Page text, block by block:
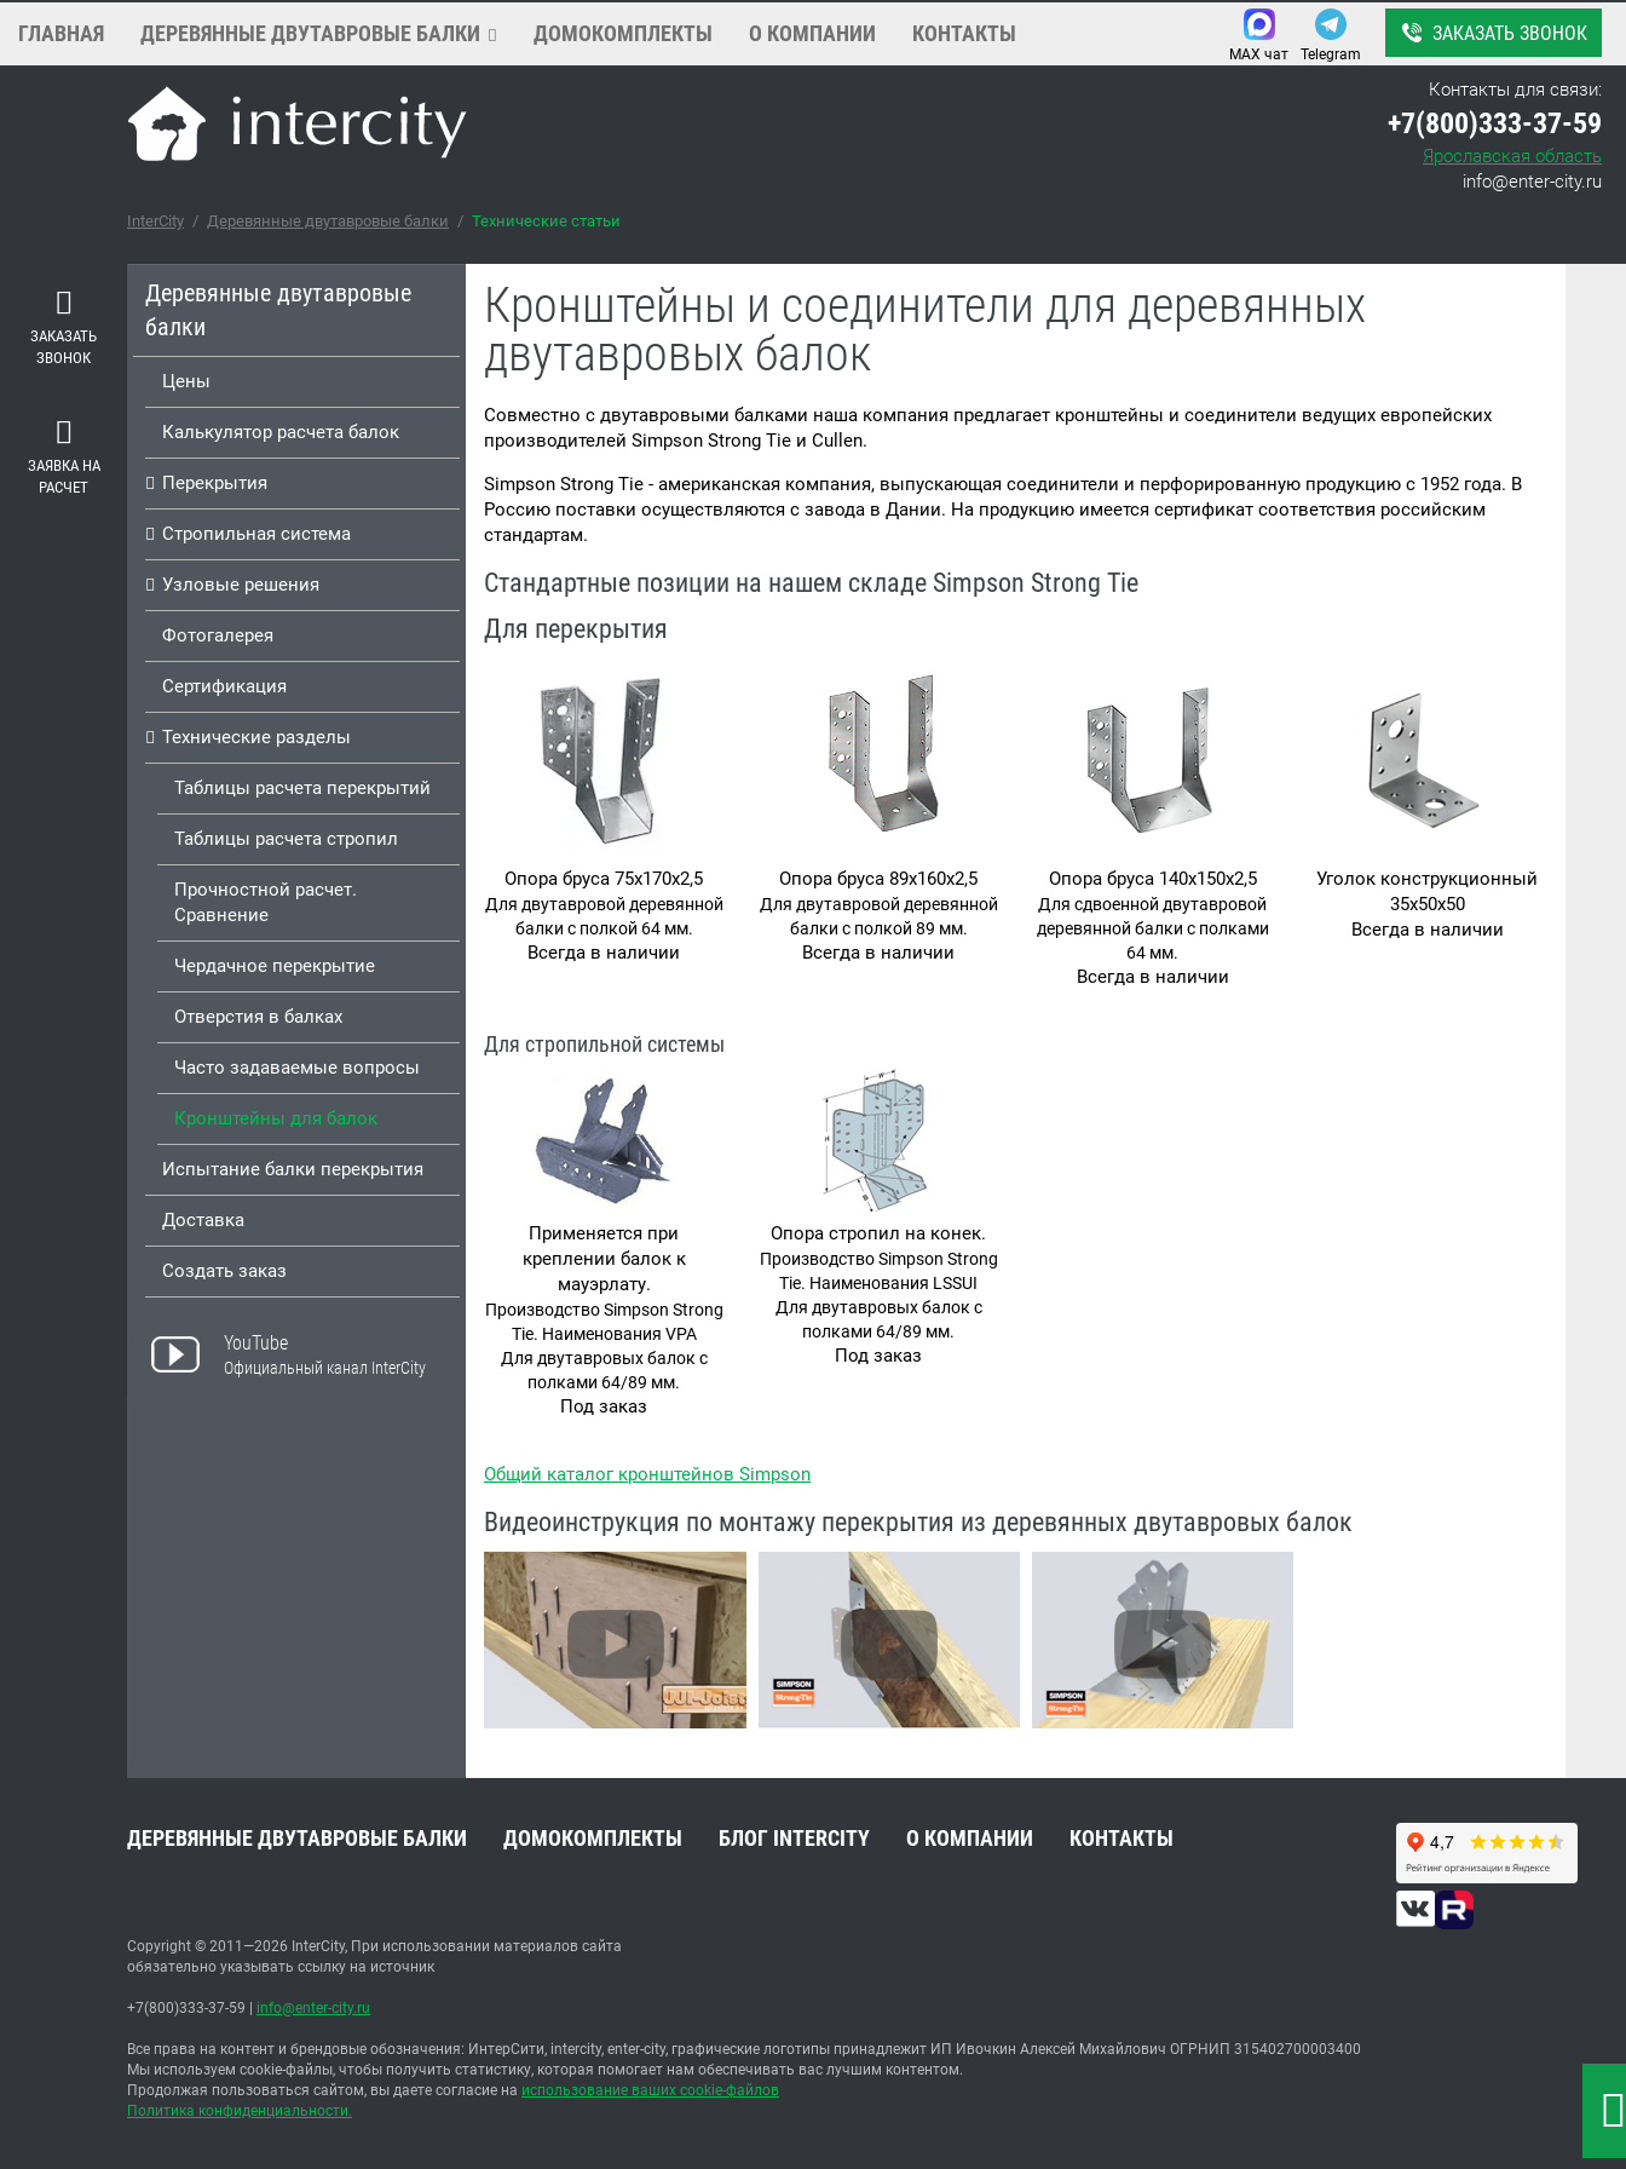
ЗАКАЗАТЬ ЗВОНОК
MAX чат Telegram
ГЛАВНАЯ ДЕРЕВЯННЫЕ ДВУТАВРОВЫЕ БАЛКИ ДОМОКОМПЛЕКТЫ О КОМПАНИИ КОНТАКТЫ
Контакты для связи:
+7(800)333-37-59
Ярославская область
info@enter-city.ru
InterCity / Деревянные двутавровые балки / Технические статьи
ЗАКАЗАТЬ
ЗВОНОК
ЗАЯВКА НА
РАСЧЕТ
Кронштейны и соединители для деревянных
двутавровых балок
Совместно с двутавровыми балками наша компания предлагает кронштейны и соединители ведущих европейских
производителей Simpson Strong Tie и Cullen.
Simpson Strong Tie - американская компания, выпускающая соединители и перфорированную продукцию с 1952 года. В
Россию поставки осуществляются с завода в Дании. На продукцию имеется сертификат соответствия российским
стандартам.
Стандартные позиции на нашем складе Simpson Strong Tie
Для перекрытия
Опора бруса 75х170х2,5
Для двутавровой деревянной
балки с полкой 64 мм.
Всегда в наличии
Опора бруса 89х160х2,5
Для двутавровой деревянной
балки с полкой 89 мм.
Всегда в наличии
Опора бруса 140х150х2,5
Для сдвоенной двутавровой
деревянной балки с полками
64 мм.
Всегда в наличии
Уголок конструкционный
35х50х50
Всегда в наличии
Для стропильной системы
Применяется при
креплении балок к
мауэрлату.
Производство Simpson Strong
Tie. Наименования VPA
Для двутавровых балок с
полками 64/89 мм.
Под заказ
Опора стропил на конек.
Производство Simpson Strong
Tie. Наименования LSSUI
Для двутавровых балок с
полками 64/89 мм.
Под заказ
Общий каталог кронштейнов Simpson
Видеоинструкция по монтажу перекрытия из деревянных двутавровых балок
Деревянные двутавровые
балки
Цены
Калькулятор расчета балок
Перекрытия
Стропильная система
Узловые решения
Фотогалерея
Сертификация
Технические разделы
Таблицы расчета перекрытий
Таблицы расчета стропил
Прочностной расчет.
Сравнение
Чердачное перекрытие
Отверстия в балках
Часто задаваемые вопросы
Кронштейны для балок
Испытание балки перекрытия
Доставка
Создать заказ
YouTube
Официальный канал InterCity
ДЕРЕВЯННЫЕ ДВУТАВРОВЫЕ БАЛКИ ДОМОКОМПЛЕКТЫ БЛОГ INTERCITY О КОМПАНИИ КОНТАКТЫ
Copyright © 2011—2026 InterCity, При использовании материалов сайта
обязательно указывать ссылку на источник
+7(800)333-37-59 info@enter-city.ru
Все права на контент и брендовые обозначения: ИнтерСити, intercity, enter-city, графические логотипы принадлежит ИП Ивочкин Алексей Михайлович ОГРНИП 315402700003400
Мы используем cookie-файлы, чтобы получить статистику, которая помогает нам обеспечивать вас лучшим контентом.
Продолжая пользоваться сайтом, вы даете согласие на использование ваших cookie-файлов
Политика конфиденциальности.